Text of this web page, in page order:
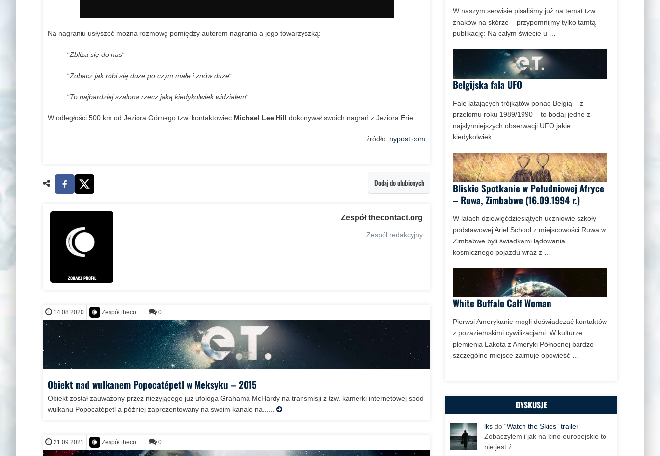
Na nagraniu usłyszeć można rozmowę pomiędzy autorem nagrania a jego towarzyszką:
“Zbliża się do nas“
“Zobacz jak robi się duże po czym małe i znów duże“
“To najbardziej szalona rzecz jaką kiedykolwiek widziałem“
W odległości 500 km od Jeziora Górnego tzw. kontaktowiec Michael Lee Hill dokonywał swoich nagrań z Jeziora Erie
źródło: nypost.com
Dodaj do ulubionych
ZOBACZ PROFIL
Zespół thecontact.org
Zespół redakcyjny
14.08.2020 Zespół thecontact.org 0
Obiekt nad wulkanem Popocatépetl w Meksyku – 2015
Obiekt został zauważony przez nieżyjącego już ufologa Grahama McHardy na transmisji z tzw. kamerki internetowej spod
wulkanu Popocatépetl a później zaprezentowany na swoim kanale na......
21.09.2021 Zespół thecontact.org 0
W naszym serwisie pisaliśmy już na temat tzw.
znaków na skórze – przypomnijmy tylko tamtą
publikację: Na całym świecie u …
Belgijska fala UFO
Fale latających trójkątów ponad Belgią – z
przełomu roku 1989/1990 – to bodaj jedne z
najsłynniejszych obserwacji UFO jakie
kiedykolwiek …
Bliskie Spotkanie w Południowej Afryce
– Ruwa, Zimbabwe (16.09.1994 r.)
W latach dziewięćdziesiątych uczniowie szkoły
podstawowej Ariel School z miejscowości Ruwa w
Zimbabwe byli świadkami lądowania
kosmicznego pojazdu wraz z …
White Buffalo Calf Woman
Pierwsi Amerykanie mogli doświadczać kontaktów
z pozaziemskimi cywilizacjami. W kulturze
plemienia Lakota z Ameryki Północnej bardzo
szczególne miejsce zajmuje opowieść …
DYSKUSJE
lks do “Watch the Skies” trailer
Zobaczyłem i jak na kino europejskie to
nie jest ź…